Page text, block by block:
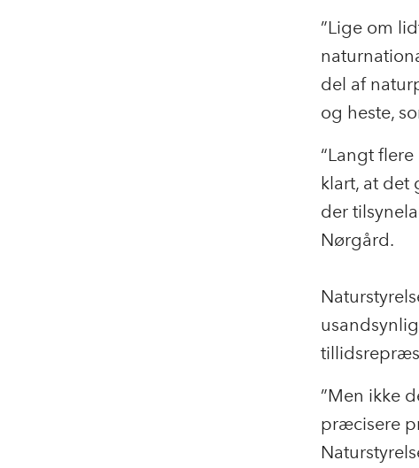
”Lige om
del af
og heste,
“Langt
klart, at det
der
Nørgård.
”Men ikke
præcisere